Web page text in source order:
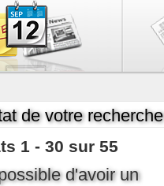
de votre recherche
1 - 30 sur 55
d'avoir un